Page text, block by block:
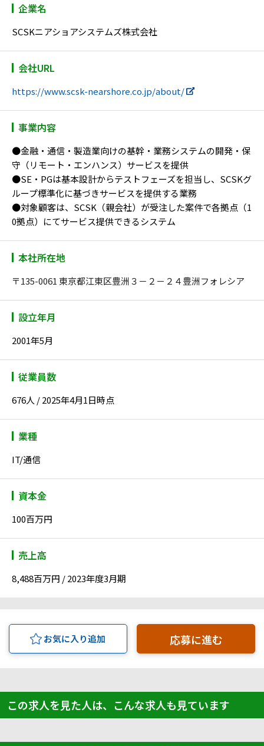
企業名
SCSKニアショアシステムズ株式会社
会社URL
https://www.scsk-nearshore.co.jp/about/
事業内容
●金融・通信・製造業向けの基幹・業務システムの開発・保
守（リモート・エンハンス）サービスを提供
●SE・PGは基本設計からテストフェーズを担当し、SCSKグ
ループ標準化に基づきサービスを提供する業務
●対象顧客は、SCSK（親会社）が受注した案件で各拠点（1
0拠点）にてサービス提供できるシステム
本社所在地
〒135-0061 東京都江東区豊洲３－２－２４豊洲フォレシア
設立年月
2001年5月
従業員数
676人 / 2025年4月1日時点
業種
IT/通信
資本金
100百万円
売上高
8,488百万円 / 2023年度3月期
お気に入り追加 応募に進む
この求人を見た人は、こんな求人も見ています